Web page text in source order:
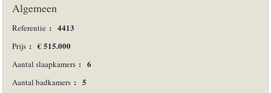
Algemeen
Referentie : 4413
Prijs : € 515.000
Aantal slaapkamers : 6
Aantal badkamers : 5